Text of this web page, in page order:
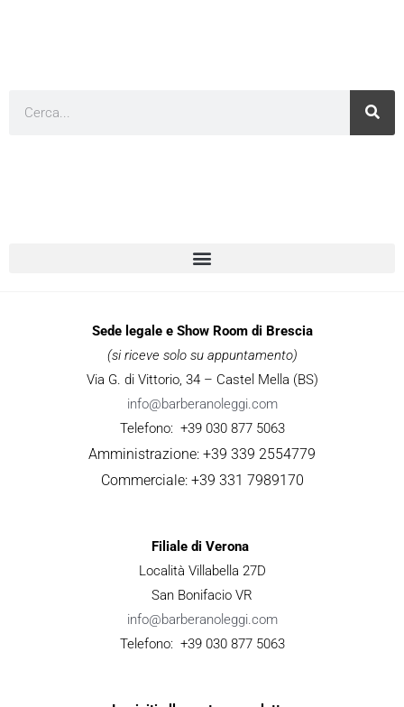
Sede legale e Show Room di Brescia
(si riceve solo su appuntamento)
Via G. di Vittorio, 34 – Castel Mella (BS)
info@barberanoleggi.com
Telefono: +39 030 877 5063
Amministrazione: +39 339 2554779
Commerciale: +39 331 7989170
Filiale di Verona
Località Villabella 27D
San Bonifacio VR
info@barberanoleggi.com
Telefono: +39 030 877 5063